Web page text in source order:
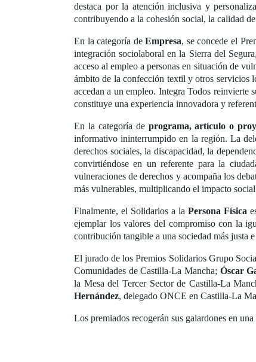
destaca por la atención inclusiva y
contribuyendo a la cohesión social, la calidad
En la categoría deEmpresa, se concede el
integración sociolaboral en la Sierra del
acceso al empleo a personas en situación de
ámbito de la confección textil y otros servicios
accedan a un empleo. Integra Todos reinvierte
constituye una experiencia innovadora y
En la categoría de programa, artículo o
informativo ininterrumpido en la región. La
derechos sociales, la discapacidad, la
convirtiéndose en un referente para la
vulneraciones de derechos y acompaña los
más vulnerables, multiplicando el impacto
Finalmente, el Solidarios a la Persona Física
ejemplar los valores del compromiso con la
contribución tangible a una sociedad más justa
El jurado de los Premios Solidarios Grupo
Comunidades de Castilla-La Mancha; Óscar
la Mesa del Tercer Sector de Castilla-La
Hernández, delegado ONCE en Castilla-La
Los premiados recogerán sus galardones en